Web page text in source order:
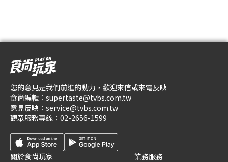
您的意見是我們前進的動力，歡迎來信或來電反映
食尚編輯： supertaste@tvbs.com.tw
意見反映： service@tvbs.com.tw
觀眾服務專線： 02-2656-1599
關於食尚玩家
業務服務